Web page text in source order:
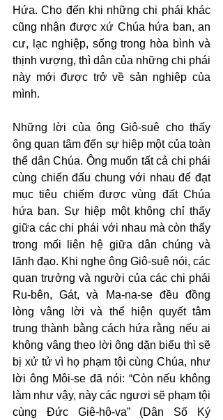
Hứa. Cho đến khi những chi phái khác
cũng nhận được xứ Chúa hứa ban, an
cư, lạc nghiệp, sống trong hòa bình và
thịnh vượng, thì dân của những chi phái
này mới được trở về sản nghiệp của
mình.
Những lời của ông Giô-suê cho thấy
ông quan tâm đến sự hiệp một của toàn
thể dân Chúa. Ông muốn tất cả chi phái
cùng chiến đấu chung với nhau để đạt
mục tiêu chiếm được vùng đất Chúa
hứa ban. Sự hiệp một không chỉ thấy
giữa các chi phái với nhau mà còn thấy
trong mối liên hệ giữa dân chúng và
lãnh đạo. Khi nghe ông Giô-suê nói, các
quan trưởng và người của các chi phái
Ru-bên, Gát, và Ma-na-se đều đồng
lòng vâng lời và thể hiện quyết tâm
trung thành bằng cách hứa rằng nếu ai
không vâng theo lời ông dặn biểu thì sẽ
bị xử tử vì họ phạm tội cùng Chúa, như
lời ông Môi-se đã nói: “Còn nếu không
làm như vậy, này các ngươi sẽ phạm tội
cùng Đức Giê-hô-va” (Dân Số Ký